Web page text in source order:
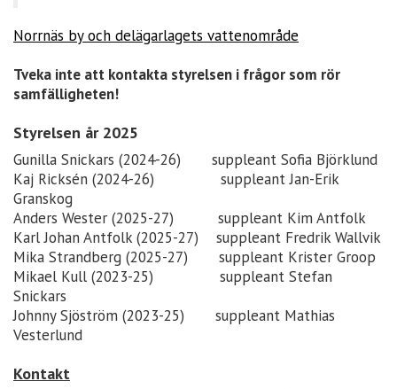
Norrnäs by och delägarlagets vattenområde
Tveka inte att kontakta styrelsen i frågor som rör
samfälligheten!
Styrelsen år 2025
Gunilla Snickars (2024-26) suppleant Sofia Björklund
Kaj Ricksén (2024-26) suppleant Jan-Erik
Granskog
Anders Wester (2025-27) suppleant Kim Antfolk
Karl Johan Antfolk (2025-27) suppleant Fredrik Wallvik
Mika Strandberg (2025-27) suppleant Krister Groop
Mikael Kull (2023-25) suppleant Stefan
Snickars
Johnny Sjöström (2023-25) suppleant Mathias
Vesterlund
Kontakt